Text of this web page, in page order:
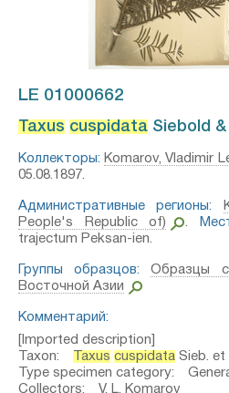
LE 01000662
Taxus cuspidata Siebold &
Коллекторы: Komarov, Vladimir
05.08.1897.
Административные регионы:
People's Republic of)
.
trajectum Peksan-ien.
Группы образцов:
Образцы
Восточной Азии
Комментарий:
[Imported description]
Taxon:
Taxus cuspidata Sieb. et
Type specimen category:
Collectors: V. L. Komarov